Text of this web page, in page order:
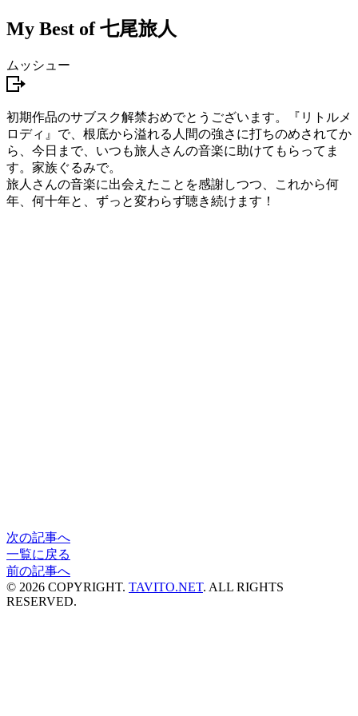
My Best of 七尾旅人
ムッシュー
初期作品のサブスク解禁おめでとうございます。『リトルメ
ロディ』で、根底から溢れる人間の強さに打ちのめされてか
ら、今日まで、いつも旅人さんの音楽に助けてもらってま
す。家族ぐるみで。
旅人さんの音楽に出会えたことを感謝しつつ、これから何
年、何十年と、ずっと変わらず聴き続けます！
次の記事へ
一覧に戻る
前の記事へ
© 2026 COPYRIGHT. TAVITO.NET. ALL RIGHTS
RESERVED.